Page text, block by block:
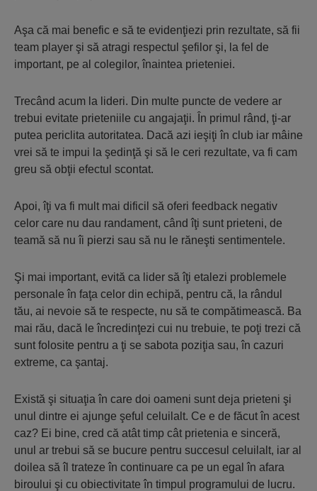
Aşa că mai benefic e să te evidenţiezi prin rezultate, să fii
team player şi să atragi respectul şefilor şi, la fel de
important, pe al colegilor, înaintea prieteniei.
Trecând acum la lideri. Din multe puncte de vedere ar
trebui evitate prieteniile cu angajaţii. În primul rând, ţi-ar
putea periclita autoritatea. Dacă azi ieşiţi în club iar mâine
vrei să te impui la şedinţă şi să le ceri rezultate, va fi cam
greu să obţii efectul scontat.
Apoi, îţi va fi mult mai dificil să oferi feedback negativ
celor care nu dau randament, când îţi sunt prieteni, de
teamă să nu îi pierzi sau să nu le răneşti sentimentele.
Şi mai important, evită ca lider să îţi etalezi problemele
personale în faţa celor din echipă, pentru că, la rândul
tău, ai nevoie să te respecte, nu să te compătimească. Ba
mai rău, dacă le încredinţezi cui nu trebuie, te poţi trezi că
sunt folosite pentru a ţi se sabota poziţia sau, în cazuri
extreme, ca şantaj.
Există şi situaţia în care doi oameni sunt deja prieteni şi
unul dintre ei ajunge şeful celuilalt. Ce e de făcut în acest
caz? Ei bine, cred că atât timp cât prietenia e sinceră,
unul ar trebui să se bucure pentru succesul celuilalt, iar al
doilea să îl trateze în continuare ca pe un egal în afara
biroului şi cu obiectivitate în timpul programului de lucru.